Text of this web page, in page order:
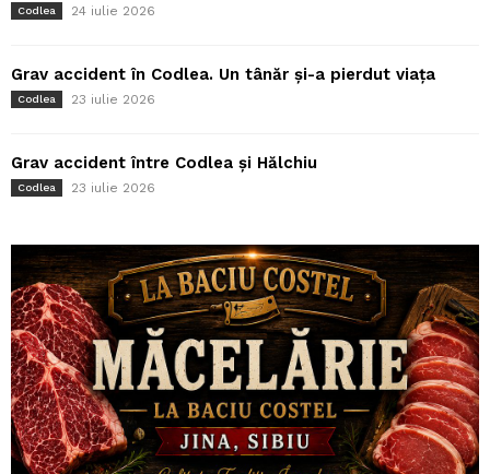
Codlea 24 iulie 2026
Grav accident în Codlea. Un tânăr și-a pierdut viața
Codlea 23 iulie 2026
Grav accident între Codlea și Hălchiu
Codlea 23 iulie 2026